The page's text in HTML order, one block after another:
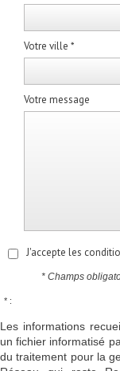
Votre ville *
Votre message
J'accepte les
* Champs
* :
Les informations
un fichier informatisé
du traitement pour la